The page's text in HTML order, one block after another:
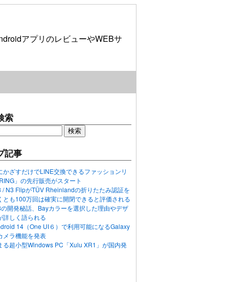
アプリのレビューやWEBサ
索
記事
かざすだけでLINE交換できるファッションリ
」の先行販売がスタート
/ N3 FlipがTÜV Rheinlandの折りたたみ認証を
とも100万回は確実に開閉できると評価される
開発秘話、Bayカラーを選択した理由やデザ
詳しく語られる
14（One UI６）で利用可能になるGalaxy
メラ機能を発表
る超小型Windows PC「Xulu XR1」が国内発